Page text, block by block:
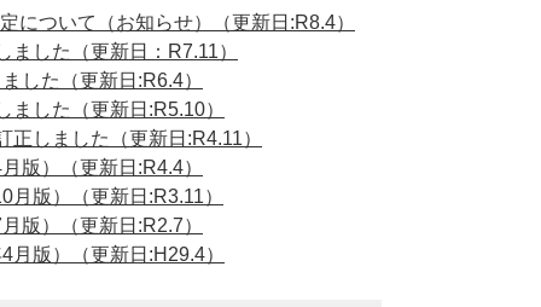
について（お知らせ）（更新日:R8.4）
した（更新日：R7.11）
した（更新日:R6.4）
した（更新日:R5.10）
しました（更新日:R4.11）
版）（更新日:R4.4）
版）（更新日:R3.11）
版）（更新日:R2.7）
版）（更新日:H29.4）